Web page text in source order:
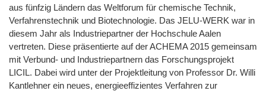
aus fünfzig Ländern das Weltforum für chemische Technik,
Verfahrenstechnik und Biotechnologie. Das JELU-WERK war in
diesem Jahr als Industriepartner der Hochschule Aalen
vertreten. Diese präsentierte auf der ACHEMA 2015 gemeinsam
mit Verbund- und Industriepartnern das Forschungsprojekt
LICIL. Dabei wird unter der Projektleitung von Professor Dr. Willi
Kantlehner ein neues, energieeffizientes Verfahren zur